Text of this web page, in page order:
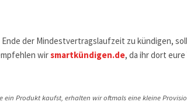
Ende der Mindestvertragslaufzeit zu kündigen,
wirsmartkündigen.de, da ihr dort
ein Produkt kaufst, erhalten wir oftmals eine kleine